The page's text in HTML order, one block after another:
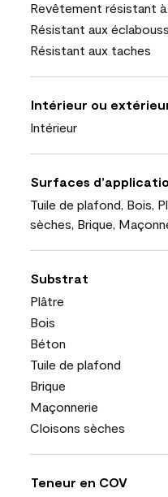
Revêtement résistant à
Résistant aux
Résistant aux taches
Intérieur ou
Intérieur
Surfaces
Tuile de plafond, Bois,
sèches, Brique,
Substrat
Plâtre
Bois
Béton
Tuile de plafond
Brique
Maçonnerie
Cloisons sèches
Teneur en COV